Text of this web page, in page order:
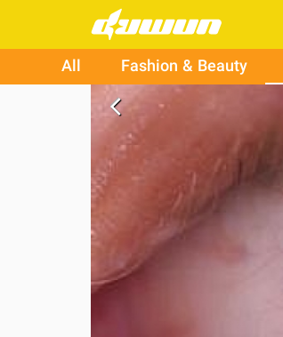
All
Fashion & Beauty
arrow_back_ios